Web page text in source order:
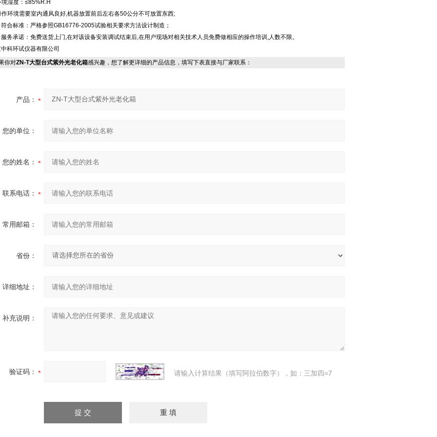
境湿度：≤85%R.H
作环境需要室内通风良好,机器放置前后左右各50公分不可放置东西;
符合标准：严格参照GB16776-2005试验相关要求方法设计制造；
服务承诺：免费送货上门,在对该设备安装调试结束后,在用户现场对相关技术人员免费做相应的操作培训,人数不限。
科环试仪器有限公司
你对ZN-T大型台式紫外光老化箱感兴趣，想了解更详细的产品信息，填写下表直接与厂家联系：
产品：
您的单位：
您的姓名：
联系电话：
常用邮箱：
省份：
详细地址：
补充说明：
验证码： 请输入计算结果（填写阿拉伯数字），如：三加四=7